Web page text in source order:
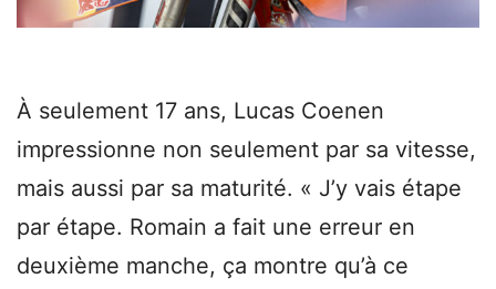
À seulement 17 ans, Lucas Coenen
impressionne non seulement par sa vitesse,
mais aussi par sa maturité. « J’y vais étape
par étape. Romain a fait une erreur en
deuxième manche, ça montre qu’à ce